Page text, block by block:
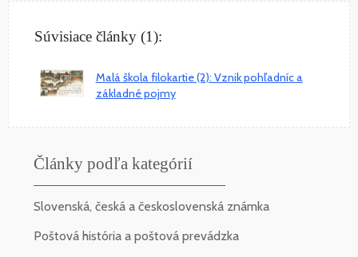
Súvisiace články (1):
Malá škola filokartie (2): Vznik pohľadníc a
základné pojmy
Články podľa kategórií
Slovenská, česká a československá známka
Poštová história a poštová prevádzka